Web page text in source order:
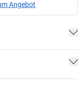
Angebot